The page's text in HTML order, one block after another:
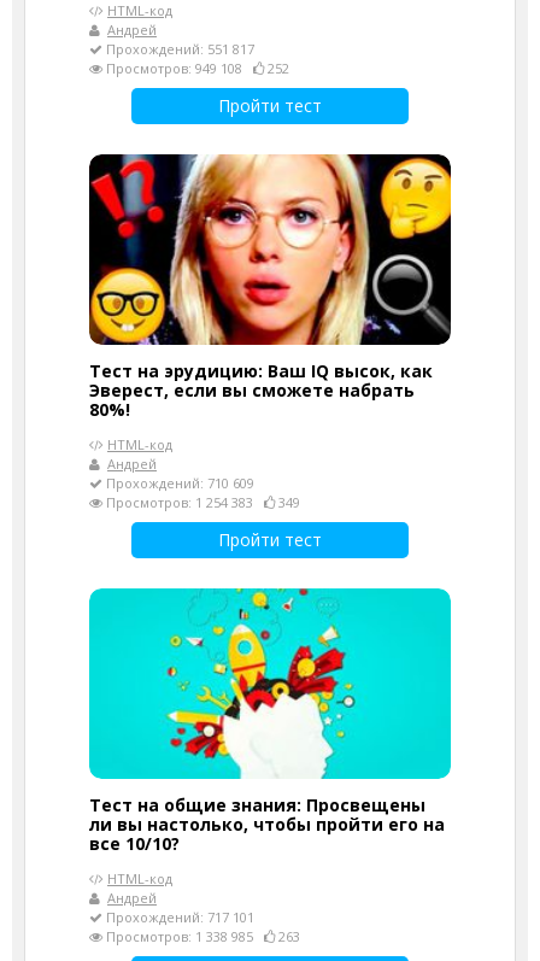
HTML-код
Андрей
Прохождений: 551 817
Просмотров: 949 108
252
Пройти тест
Тест на эрудицию: Ваш IQ высок, как
Эверест, если вы сможете набрать
80%!
HTML-код
Андрей
Прохождений: 710 609
Просмотров: 1 254 383
349
Пройти тест
Тест на общие знания: Просвещены
ли вы настолько, чтобы пройти его на
все 10/10?
HTML-код
Андрей
Прохождений: 717 101
Просмотров: 1 338 985
263